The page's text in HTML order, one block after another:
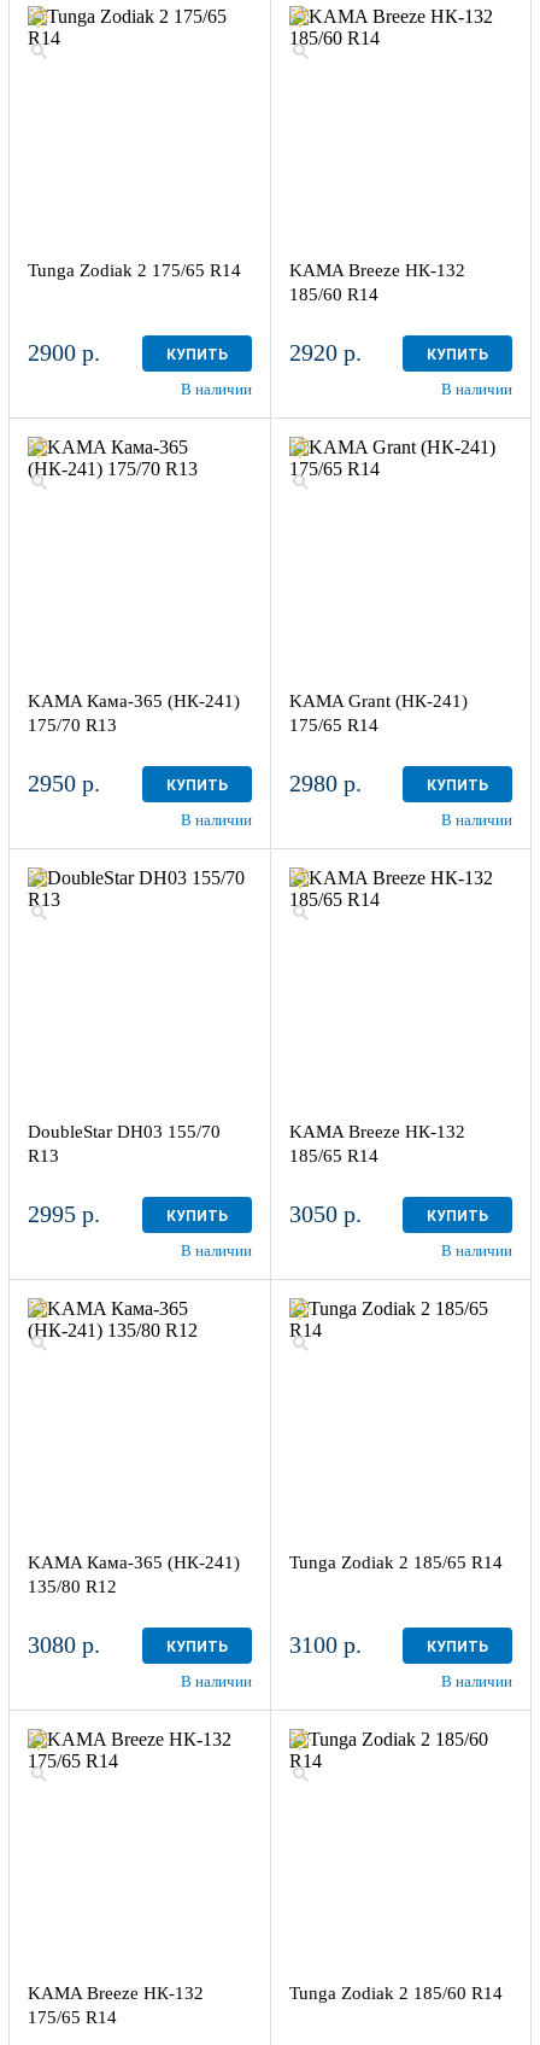
Tunga Zodiak 2 175/65 R14
2900 р. КУПИТЬ
В наличии
KAMA Breeze НК-132
185/60 R14
2920 р. КУПИТЬ
В наличии
KAMA Кама-365 (НК-241)
175/70 R13
2950 р. КУПИТЬ
В наличии
KAMA Grant (НК-241)
175/65 R14
2980 р. КУПИТЬ
В наличии
DoubleStar DH03 155/70
R13
2995 р. КУПИТЬ
В наличии
KAMA Breeze НК-132
185/65 R14
3050 р. КУПИТЬ
В наличии
KAMA Кама-365 (НК-241)
135/80 R12
3080 р. КУПИТЬ
В наличии
Tunga Zodiak 2 185/65 R14
3100 р. КУПИТЬ
В наличии
KAMA Breeze НК-132
175/65 R14
Tunga Zodiak 2 185/60 R14